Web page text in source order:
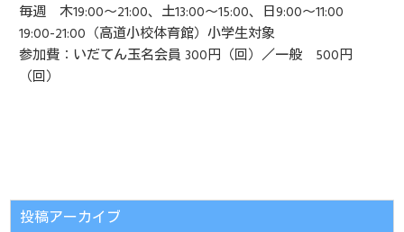
毎週 木19:00～21:00、土13:00～15:00、日9:00～11:00
19:00-21:00（高道小校体育館）小学生対象
参加費：いだてん玉名会員 300円（回）／一般 500円
（回）
投稿アーカイブ